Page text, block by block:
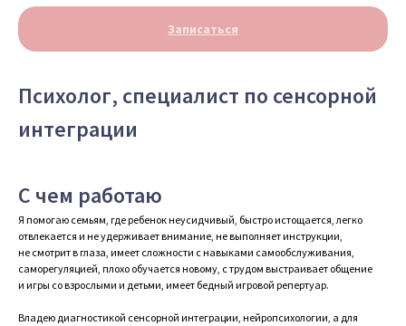
Записаться
Психолог, специалист по сенсорной
интеграции
С чем работаю
Я помогаю семьям, где ребенок неусидчивый, быстро истощается, легко
отвлекается и не удерживает внимание, не выполняет инструкции,
не смотрит в глаза, имеет сложности с навыками самообслуживания,
саморегуляцией, плохо обучается новому, с трудом выстраивает общение
и игры со взрослыми и детьми, имеет бедный игровой репертуар.
Владею диагностикой сенсорной интеграции, нейропсихологии, а для